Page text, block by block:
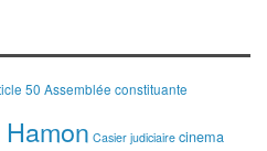
50 Assemblée constituante
Casier judiciaire cinema